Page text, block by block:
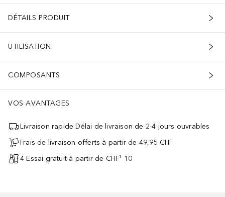
DÉTAILS PRODUIT
UTILISATION
COMPOSANTS
VOS AVANTAGES
Livraison rapide Délai de livraison de 2-4 jours ouvrables
Frais de livraison offerts à partir de 49,95 CHF
4 Essai gratuit à partir de CHF¹ 10